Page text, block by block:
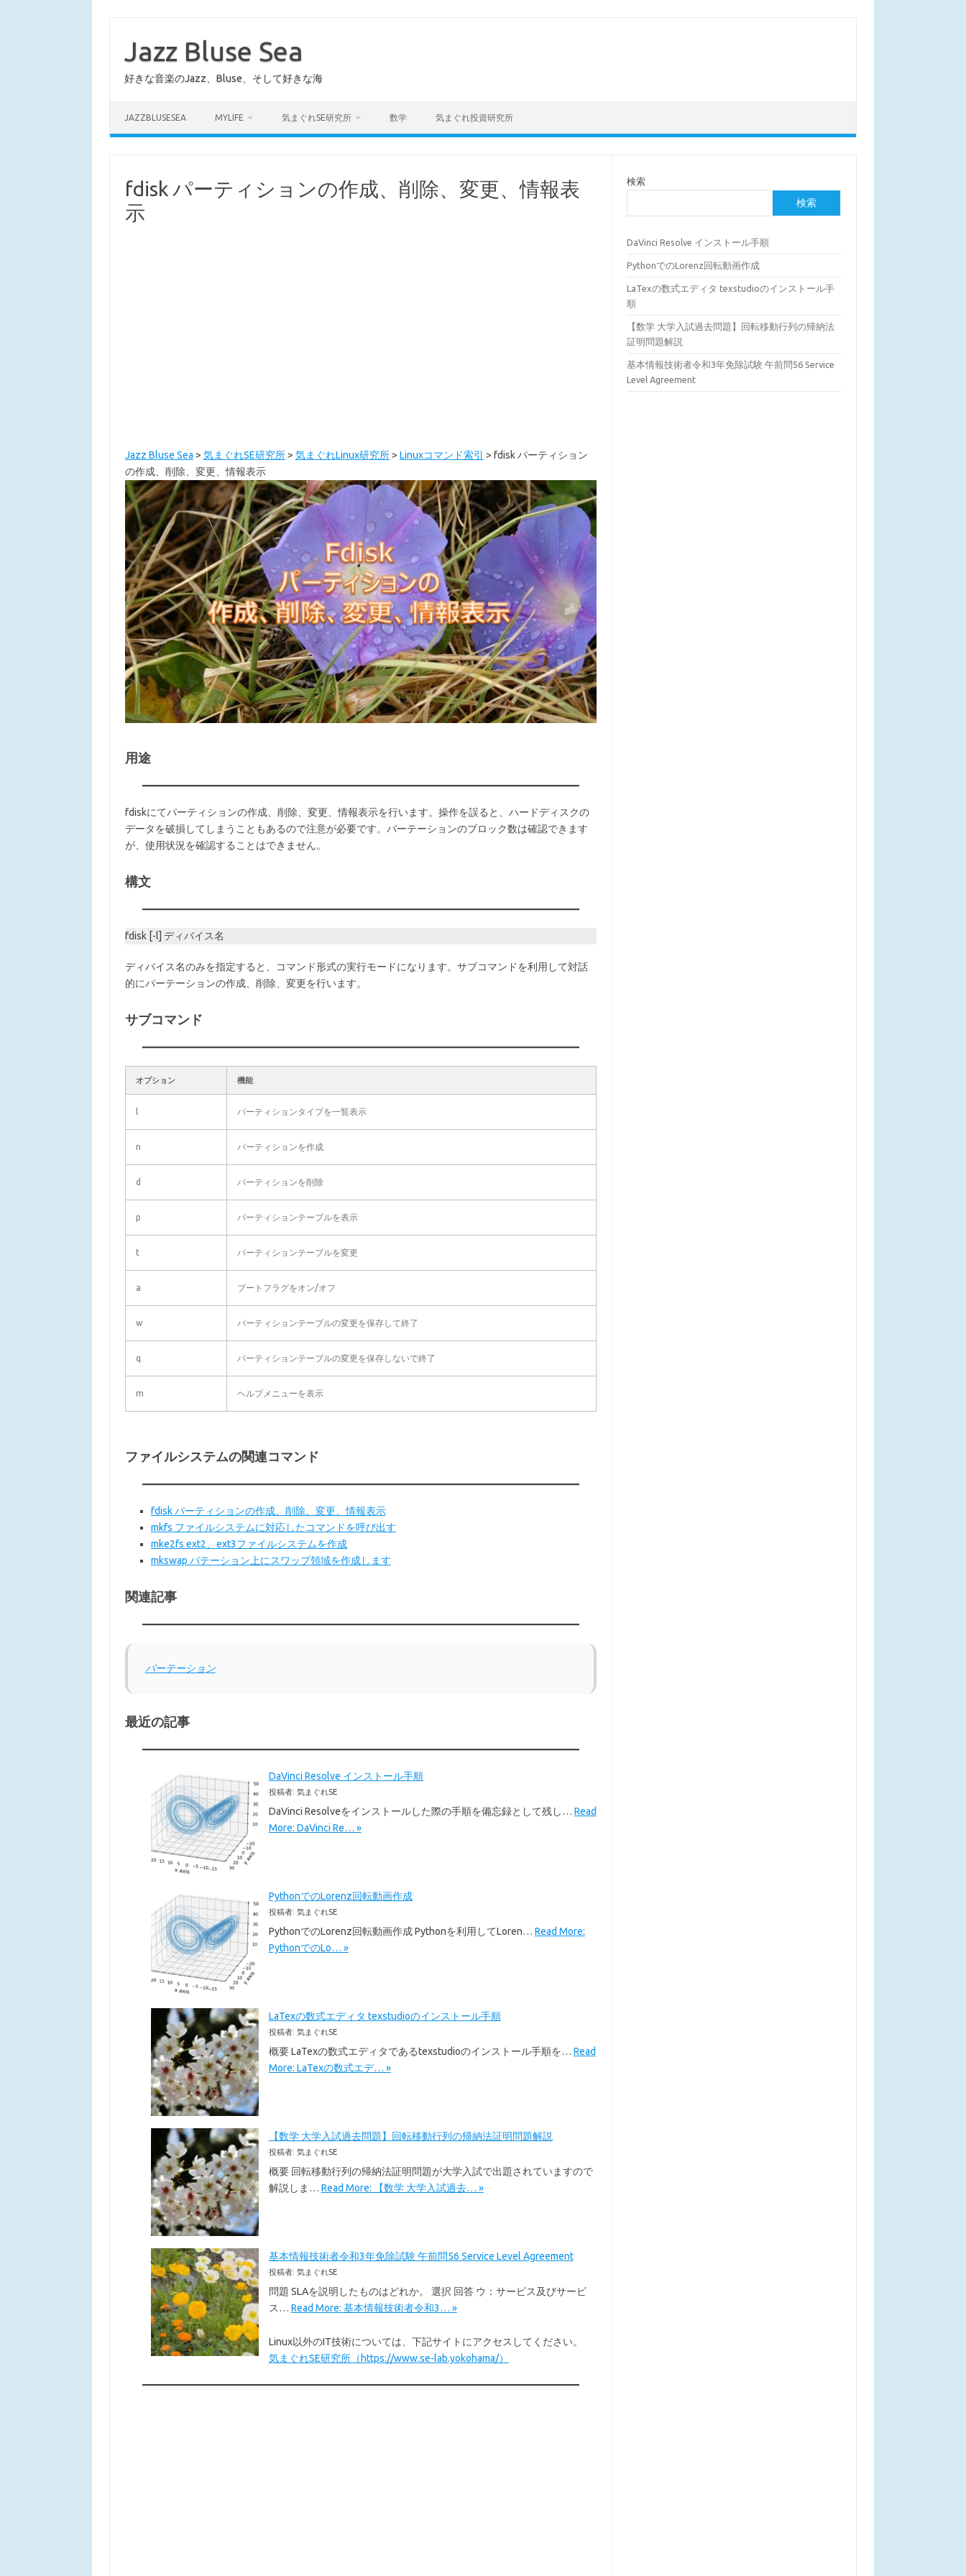
Jazz Bluse Sea
好きな音楽のJazz、Bluse、そして好きな海
JAZZBLUSESEA MYLIFE 気まぐれSE研究所 数学 気まぐれ投資研究所
fdisk パーティションの作成、削除、変更、情報表
示
Jazz Bluse Sea > 気まぐれSE研究所> 気まぐれLinux研究所> Linuxコマンド索引 > fdisk パーティション
の作成、削除、変更、情報表示
用途
fdiskにてパーティションの作成、削除、変更、情報表示を行います。操作を誤ると、ハードディスクの
データを破損してしまうこともあるので注意が必要です。パーテーションのブロック数は確認できます
が、使用状況を確認することはできません。
構文
fdisk [-l] ディバイス名
ディバイス名のみを指定すると、コマンド形式の実行モードになります。サブコマンドを利用して対話
的にパーテーションの作成、削除、変更を行います。
サブコマンド
オプション 機能
l パーティションタイプを一覧表示
n パーティションを作成
d パーティションを削除
p パーティションテーブルを表示
t パーティションテーブルを変更
a ブートフラグをオン/オフ
w パーティションテーブルの変更を保存して終了
q パーティションテーブルの変更を保存しないで終了
m ヘルプメニューを表示
ファイルシステムの関連コマンド
fdisk パーティションの作成、削除、変更、情報表示
mkfs ファイルシステムに対応したコマンドを呼び出す
mke2fs ext2、ext3ファイルシステムを作成
mkswap パテーション上にスワップ領域を作成します
関連記事
パーテーション
最近の記事
DaVinci Resolve インストール手順
投稿者: 気まぐれSE
DaVinci Resolveをインストールした際の手順を備忘録として残し… Read
More: DaVinci Re… »
PythonでのLorenz回転動画作成
投稿者: 気まぐれSE
PythonでのLorenz回転動画作成 Pythonを利用してLoren… Read More:
PythonでのLo… »
LaTexの数式エディタ texstudioのインストール手順
投稿者: 気まぐれSE
概要 LaTexの数式エディタであるtexstudioのインストール手順を… Read
More: LaTexの数式エデ… »
【数学 大学入試過去問題】回転移動行列の帰納法証明問題解説
投稿者: 気まぐれSE
概要 回転移動行列の帰納法証明問題が大学入試で出題されていますので
解説しま… Read More: 【数学 大学入試過去… »
基本情報技術者令和3年免除試験 午前問56 Service Level Agreement
投稿者: 気まぐれSE
問題 SLAを説明したものはどれか。 選択 回答 ウ：サービス及びサービ
ス… Read More: 基本情報技術者令和3… »
Linux以外のIT技術については、下記サイトにアクセスしてください。
気まぐれSE研究所（https://www.se-lab.yokohama/）
検索
検索
DaVinci Resolve インストール手順
PythonでのLorenz回転動画作成
LaTexの数式エディタ texstudioのインストール手
順
【数学 大学入試過去問題】回転移動行列の帰納法
証明問題解説
基本情報技術者令和3年免除試験 午前問56 Service
Level Agreement